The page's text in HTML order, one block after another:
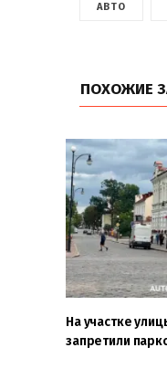
АВТО
ПОХОЖИЕ
На участке
запретили